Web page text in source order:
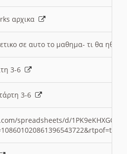
αρχικα
σε αυτο το μαθημα- τι θα
3-6
3-6
spreadsheets/d/